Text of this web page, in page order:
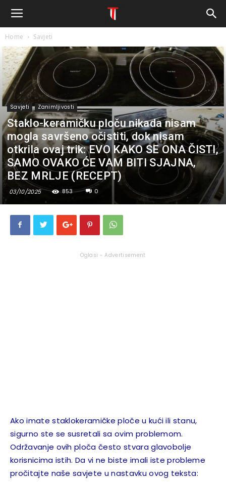
Home Savjeti
Savjeti Zanimljivosti
Staklo-keramičku ploču nikada nisam
mogla savršeno očistiti, dok nisam
otkrila ovaj trik: EVO KAKO SE ONA ČISTI,
SAMO OVAKO ĆE VAM BITI SJAJNA,
BEZ MRLJE (RECEPT)
03/10/2025 853 0
Oglasi - Advertisement
Ako imate staklokeramičke ploče u kući ili stanu,
sigurno ste se susretali sa ovim problemom.
Održavanje ovih ploča često stvara glavobolje
korisnicima istih. Da vi ne biste imali iste probleme
pročitajte naše savjete u nastavku ovog teksta: